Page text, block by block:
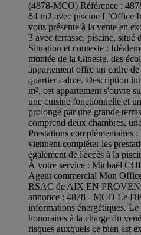
(4878-MCO) Référence :
64 m2 avec piscine L’Office
vous présente à la vente en
3 avec terrasse, piscine, situé
Situation et contexte :
montée de la Gineste, des
appartement offre un cadre
quartier calme. Description
m², cet appartement s'ouvre
une cuisine fonctionnelle et
prolongé par une grande
comprend deux chambres,
Prestations complémentaires
viennent compléter les
également de l'accès à la
À votre service : Michaël
Agent commercial Mon
RSAC de AIX EN
annonce : 4878 - MCO Le
informations énergétiques.
honoraires à la charge du
risques auxquels ce bien est